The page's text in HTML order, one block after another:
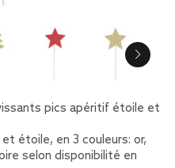
pics apéritif étoile et
étoile, en 3 couleurs: or,
selon disponibilité en